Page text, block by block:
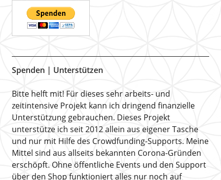
Spenden | Unterstützen
Bitte helft mit! Für dieses sehr arbeits- und
zeitintensive Projekt kann ich dringend finanzielle
Unterstützung gebrauchen. Dieses Projekt
unterstütze ich seit 2012 allein aus eigener Tasche
und nur mit Hilfe des Crowdfunding-Supports. Meine
Mittel sind aus allseits bekannten Corona-Gründen
erschöpft. Ohne öffentliche Events und den Support
über den Shop funktioniert alles nur noch auf